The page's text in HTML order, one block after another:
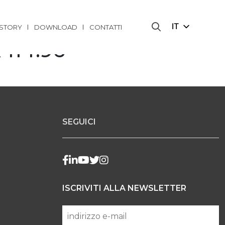
DOWNLOAD CONTATTI IT
"
SEGUICI
ISCRIVITI ALLA NEWSLETTER